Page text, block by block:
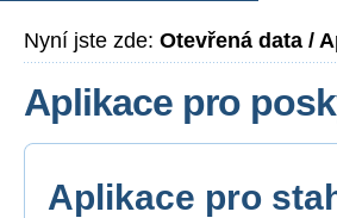
Nyní jste zde: Otevřená data /
Aplikace pro
Aplikace pro